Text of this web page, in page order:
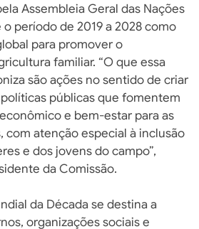
Assembleia Geral das Nações
período de 2019 a 2028 como
para promover o
familiar. “O que essa
são ações no sentido de criar
públicas que fomentem
e bem-estar para as
com atenção especial à inclusão
e dos jovens do campo”,
da Comissão.
da Década se destina a
organizações sociais e